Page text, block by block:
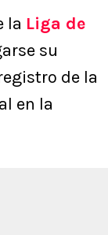
la Liga de
su
de la
en la